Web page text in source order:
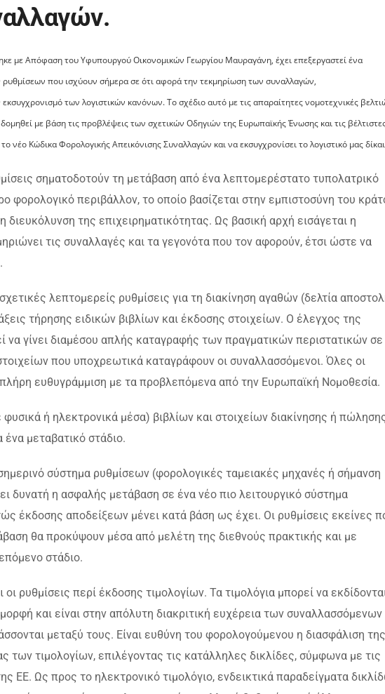
με Απόφαση του Υφυπουργού Οικονομικών Γεωργίου Μαυραγάνη, έχει επεξεργαστεί ένα
που ισχύουν σήμερα σε ότι αφορά την τεκμηρίωση των συναλλαγών,
των λογιστικών κανόνων. Το σχέδιο αυτό με τις απαραίτητες νομοτεχνικές
με βάση τις προβλέψεις των σχετικών Οδηγιών της Ευρωπαϊκής Ένωσης και τις
νέο Κώδικα Φορολογικής Απεικόνισης Συναλλαγών και να εκσυγχρονίσει το λογιστικό μας
σηματοδοτούν τη μετάβαση από ένα λεπτομερέστατο τυπολατρικό
φορολογικό περιβάλλον, το οποίο βασίζεται στην εμπιστοσύνη του
διευκόλυνση της επιχειρηματικότητας. Ως βασική αρχή εισάγεται η
τις συναλλαγές και τα γεγονότα που τον αφορούν, έτσι ώστε να
λεπτομερείς ρυθμίσεις για τη διακίνηση αγαθών (δελτία
τήρησης ειδικών βιβλίων και έκδοσης στοιχείων. Ο έλεγχος της
να γίνει διαμέσου απλής καταγραφής των πραγματικών περιστατικών σε
που υποχρεωτικά καταγράφουν οι συναλλασσόμενοι. Όλες οι
ευθυγράμμιση με τα προβλεπόμενα από την Ευρωπαϊκή Νομοθεσία.
ή ηλεκτρονικά μέσα) βιβλίων και στοιχείων διακίνησης ή
ένα μεταβατικό στάδιο.
σύστημα ρυθμίσεων (φορολογικές ταμειακές μηχανές ή σήμανση
δυνατή η ασφαλής μετάβαση σε ένα νέο πιο λειτουργικό σύστημα
έκδοσης αποδείξεων μένει κατά βάση ως έχει. Οι ρυθμίσεις εκείνες
θα προκύψουν μέσα από μελέτη της διεθνούς πρακτικής και με
στάδιο.
ρυθμίσεις περί έκδοσης τιμολογίων. Τα τιμολόγια μπορεί να
και είναι στην απόλυτη διακριτική ευχέρεια των συναλλασσόμενων
μεταξύ τους. Είναι ευθύνη του φορολογούμενου η διασφάλιση της
των τιμολογίων, επιλέγοντας τις κατάλληλες δικλίδες, σύμφωνα με τις
ΕΕ. Ως προς το ηλεκτρονικό τιμολόγιο, ενδεικτικά παραδείγματα